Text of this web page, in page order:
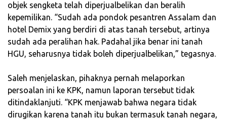
objek sengketa telah diperjualbelikan dan beralih
kepemilikan. “Sudah ada pondok pesantren Assalam dan
hotel Demix yang berdiri di atas tanah tersebut, artinya
sudah ada peralihan hak. Padahal jika benar ini tanah
HGU, seharusnya tidak boleh diperjualbelikan,” tegasnya.
‎Saleh menjelaskan, pihaknya pernah melaporkan
persoalan ini ke KPK, namun laporan tersebut tidak
ditindaklanjuti. “KPK menjawab bahwa negara tidak
dirugikan karena tanah itu bukan termasuk tanah negara,